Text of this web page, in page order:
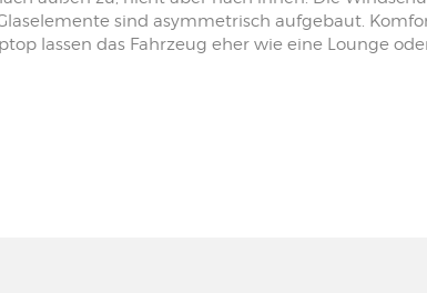
sind asymmetrisch aufgebaut.
lassen das Fahrzeug eher wie eine Lounge